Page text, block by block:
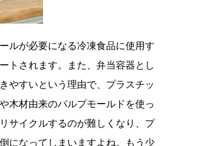
ルが必要になる冷凍食品に使用す
トされます。また、弁当容器とし
やすいという理由で、プラスチッ
木材由来のパルプモールドを使っ
サイクルするのが難しくなり、プ
になってしまいますよね。もう少